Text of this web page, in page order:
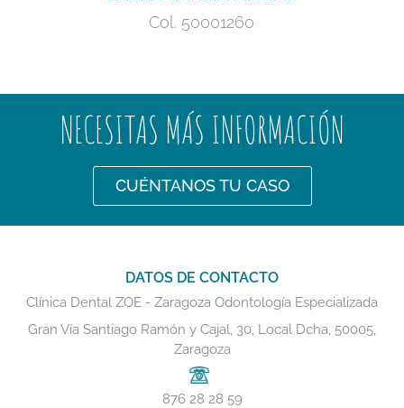
Col. 50001260
NECESITAS MÁS INFORMACIÓN
CUÉNTANOS TU CASO
DATOS DE CONTACTO
Clínica Dental ZOE - Zaragoza Odontología Especializada
Gran Vía Santiago Ramón y Cajal, 30, Local Dcha, 50005,
Zaragoza
876 28 28 59